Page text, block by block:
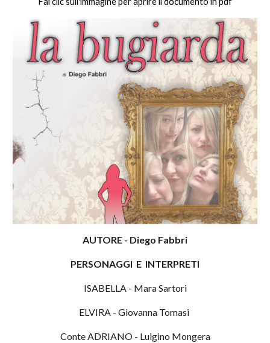
AUTORE - Diego Fabbri
PERSONAGGI E INTERPRETI
ISABELLA- Mara Sartori
ELVIRA - Giovanna Tomasi
Conte ADRIANO- Luigino Mongera